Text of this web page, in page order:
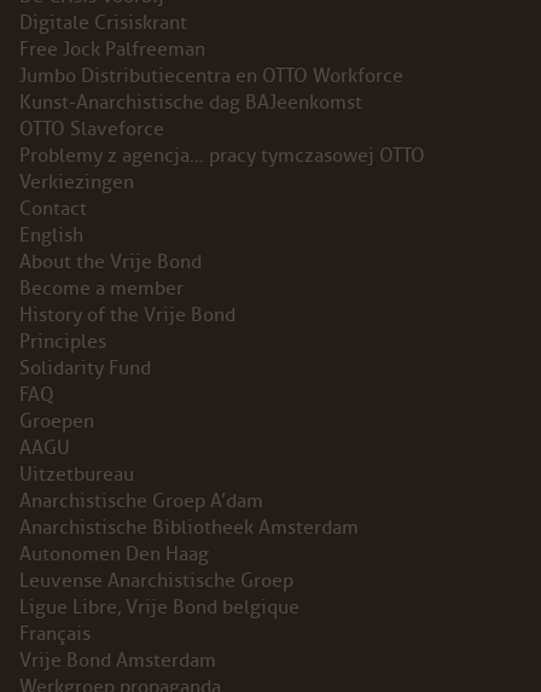
INSTAGRAM
BLUESKY
ENGLISH
ABOUT THE VRIJE BOND
PRINCIPLES
BECOME A MEMBER
SOLIDARITY FUND
HISTORY OF THE VRIJE BOND
FREE ASSOCIATION
Digitale Crisiskrant
Free Jock Palfreeman
Jumbo Distributiecentra en OTTO Workforce
Kunst-Anarchistische dag BAJeenkomst
OTTO Slaveforce
Problemy z agencja… pracy tymczasowej OTTO
Verkiezingen
Contact
English
About the Vrije Bond
Become a member
History of the Vrije Bond
Principles
Solidarity Fund
FAQ
Groepen
AAGU
Uitzetbureau
Anarchistische Groep A’dam
Anarchistische Bibliotheek Amsterdam
Autonomen Den Haag
Leuvense Anarchistische Groep
Ligue Libre, Vrije Bond belgique
Français
Vrije Bond Amsterdam